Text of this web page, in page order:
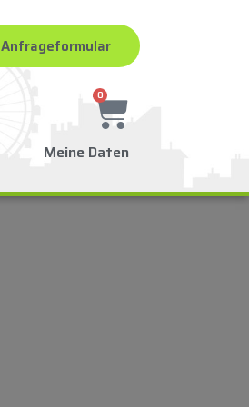
Anfrageformular
0
Meine Daten